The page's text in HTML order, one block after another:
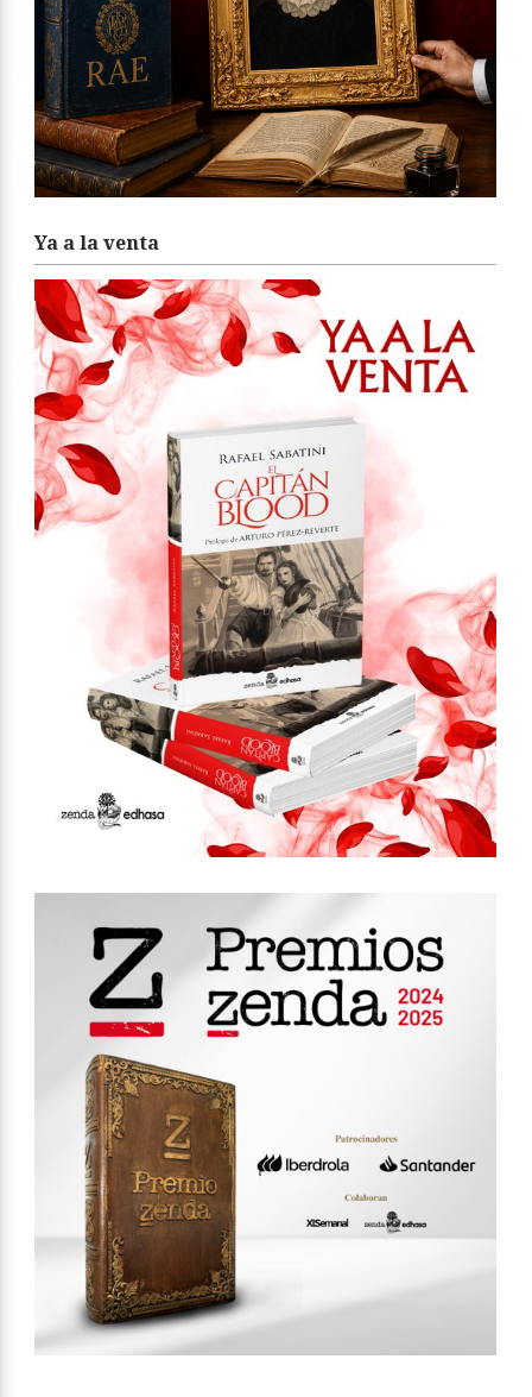
Ya a la venta